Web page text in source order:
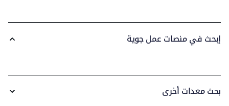
إبحث في منصات عمل جوية
بحث معدات أخرى